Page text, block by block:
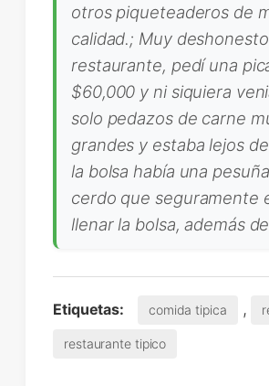
otros piqueteaderos de
calidad.; Muy
restaurante, pedí una
$60,000 y ni siquiera
solo pedazos de carne
grandes y estaba lejos
la bolsa había una
cerdo que seguramente
llenar la bolsa, además
Etiquetas: comida tipica ,
restaurante tipico